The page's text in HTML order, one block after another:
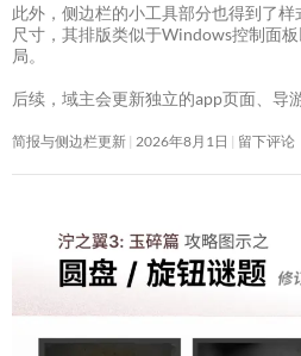
此外，侧边栏的小工具部分也得到了
尺寸，其排版类似于Windows控制面
局。
后续，域主会更新独立的app页面、导
简报与侧边栏更新 2026年8月1日 留下评论